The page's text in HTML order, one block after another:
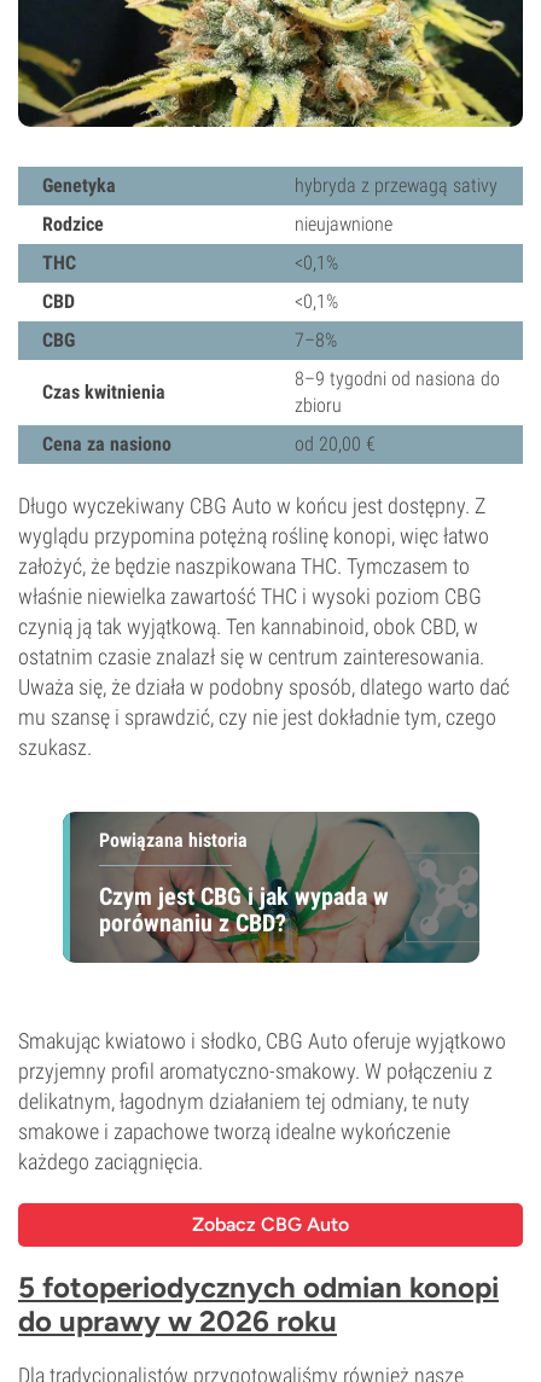
Genetyka
hybryda z przewagą sativy
Rodzice
nieujawnione
THC
<0,1%
CBD
<0,1%
CBG
7–8%
Czas kwitnienia
8–9 tygodni od nasiona do
zbioru
Cena za nasiono
od 20,00 €
Długo wyczekiwany CBG Auto w końcu jest dostępny. Z
wyglądu przypomina potężną roślinę konopi, więc łatwo
założyć, że będzie naszpikowana THC. Tymczasem to
właśnie niewielka zawartość THC i wysoki poziom CBG
czynią ją tak wyjątkową. Ten kannabinoid, obok CBD, w
ostatnim czasie znalazł się w centrum zainteresowania.
Uważa się, że działa w podobny sposób, dlatego warto dać
mu szansę i sprawdzić, czy nie jest dokładnie tym, czego
szukasz.
Powiązana historia
Czym jest CBG i jak wypada w
porównaniu z CBD?
Smakując kwiatowo i słodko, CBG Auto oferuje wyjątkowo
przyjemny profil aromatyczno-smakowy. W połączeniu z
delikatnym, łagodnym działaniem tej odmiany, te nuty
smakowe i zapachowe tworzą idealne wykończenie
każdego zaciągnięcia.
Zobacz CBG Auto
5 fotoperiodycznych odmian konopi
do uprawy w 2026 roku
Dla tradycjonalistów przygotowaliśmy również nasze